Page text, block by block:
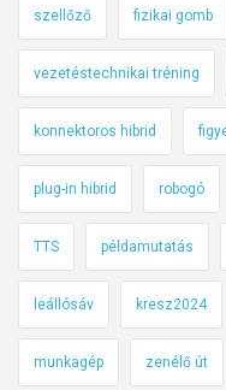
szellőző fizikai gomb
vezetéstechnikai tréning
konnektoros hibrid
plug-in hibrid robogó
TTS példamutatás
leállósáv kresz2024
munkagép zenélő út